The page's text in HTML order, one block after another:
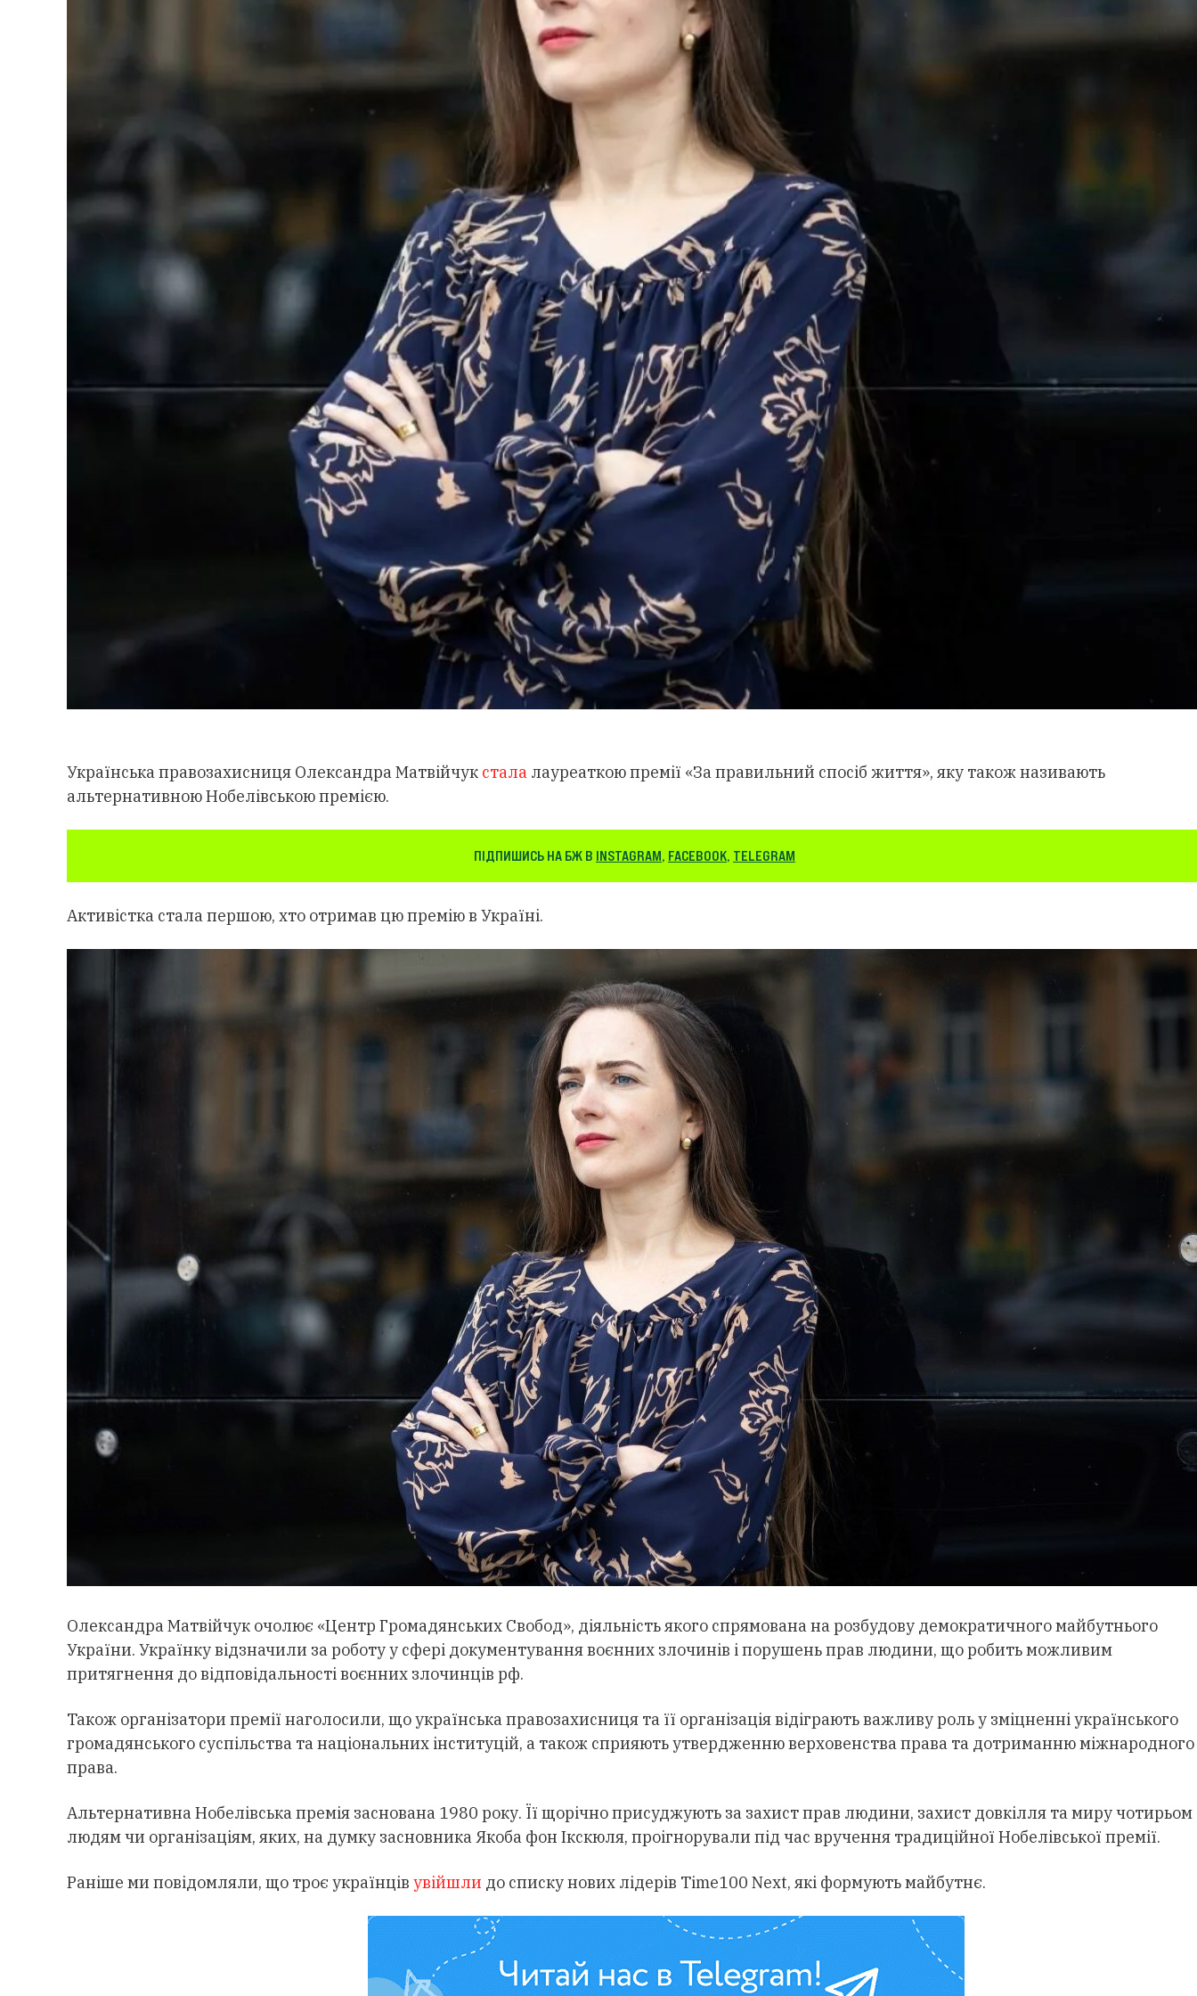
Українська правозахисниця Олександра Матвійчук стала лауреаткою премії «За правильний спосіб життя», яку також називають
альтернативною Нобелівською премією.
ПІДПИШИСЬ НА БЖ В INSTAGRAM, FACEBOOK, TELEGRAM
Активістка стала першою, хто отримав цю премію в Україні.
Олександра Матвійчук очолює «Центр Громадянських Свобод», діяльність якого спрямована на розбудову демократичного майбутнього
України. Українку відзначили за роботу у сфері документування воєнних злочинів і порушень прав людини, що робить можливим
притягнення до відповідальності воєнних злочинців рф.
Також організатори премії наголосили, що українська правозахисниця та її організація відіграють важливу роль у зміцненні українського
громадянського суспільства та національних інституцій, а також сприяють утвердженню верховенства права та дотриманню міжнародного
права.
Альтернативна Нобелівська премія заснована 1980 року. Її щорічно присуджують за захист прав людини, захист довкілля та миру чотирьом
людям чи організаціям, яких, на думку засновника Якоба фон Ікскюля, проігнорували під час вручення традиційної Нобелівської премії.
Раніше ми повідомляли, що троє українців увійшли до списку нових лідерів Time100 Next, які формують майбутнє.